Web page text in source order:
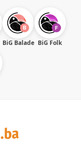
BiG Balade BiG Folk